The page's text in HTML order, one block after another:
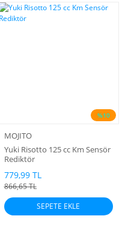
%10
MOJITO
Yuki Risotto 125 cc Km Sensör
Rediktör
779,99 TL
866,65 TL
SEPETE EKLE